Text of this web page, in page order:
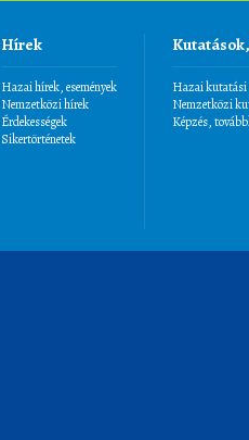
Hírek
Hazai hírek, események
Nemzetközi hírek
Érdekességek
Sikertörténetek
Hazai kutatási
Nemzetközi
Képzés,